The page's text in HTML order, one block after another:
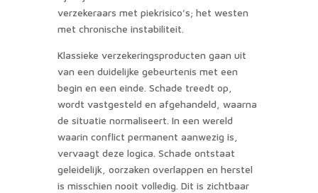
verzekeraars met piekrisico’s; het westen
met chronische instabiliteit.
Klassieke verzekeringsproducten gaan uit
van een duidelijke gebeurtenis met een
begin en een einde. Schade treedt op,
wordt vastgesteld en afgehandeld, waarna
de situatie normaliseert. In een wereld
waarin conflict permanent aanwezig is,
vervaagt deze logica. Schade ontstaat
geleidelijk, oorzaken overlappen en herstel
is misschien nooit volledig. Dit is zichtbaar